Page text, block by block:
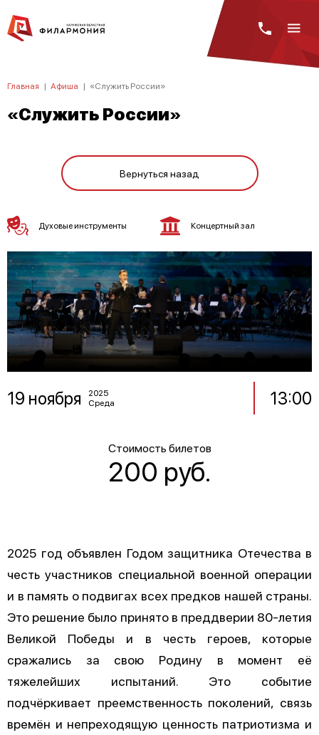
Главная | Афиша | «Служить России»
«Служить России»
Вернуться назад
19 ноября
2025
Среда
13:00
Стоимость билетов
200 руб.
Духовые инструменты Концертный зал
2025 год объявлен Годом защитника Отечества в
честь участников специальной военной операции
и в память о подвигах всех предков нашей страны.
Это решение было принято в преддверии 80-летия
Великой Победы и в честь героев, которые
сражались за свою Родину в момент её
тяжелейших испытаний. Это событие
подчёркивает преемственность поколений, связь
времён и непреходящую ценность патриотизма и